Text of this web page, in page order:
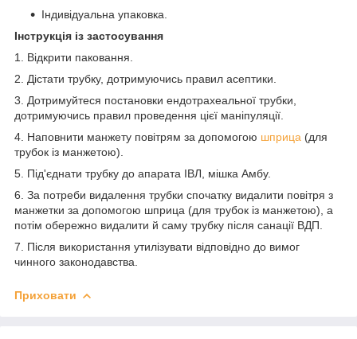
Індивідуальна упаковка.
Інструкція із застосування
1. Відкрити паковання.
2. Дістати трубку, дотримуючись правил асептики.
3. Дотримуйтеся постановки ендотрахеальної трубки,
дотримуючись правил проведення цієї маніпуляції.
4. Наповнити манжету повітрям за допомогою шприца (для
трубок із манжетою).
5. Під'єднати трубку до апарата ІВЛ, мішка Амбу.
6. За потреби видалення трубки спочатку видалити повітря з
манжетки за допомогою шприца (для трубок із манжетою), а
потім обережно видалити й саму трубку після санації ВДП.
7. Після використання утилізувати відповідно до вимог
чинного законодавства.
Приховати